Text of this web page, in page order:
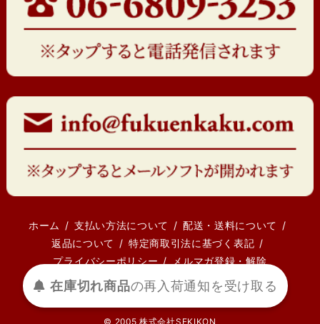
ホーム 支払い方法について
配送・送料について
返品について
特定商取引法に基づく表記
プライバシーポリシー
メルマガ登録・解除
© 2005 株式会社SEKIKON
在庫切れ商品の再入荷通知を受け取る